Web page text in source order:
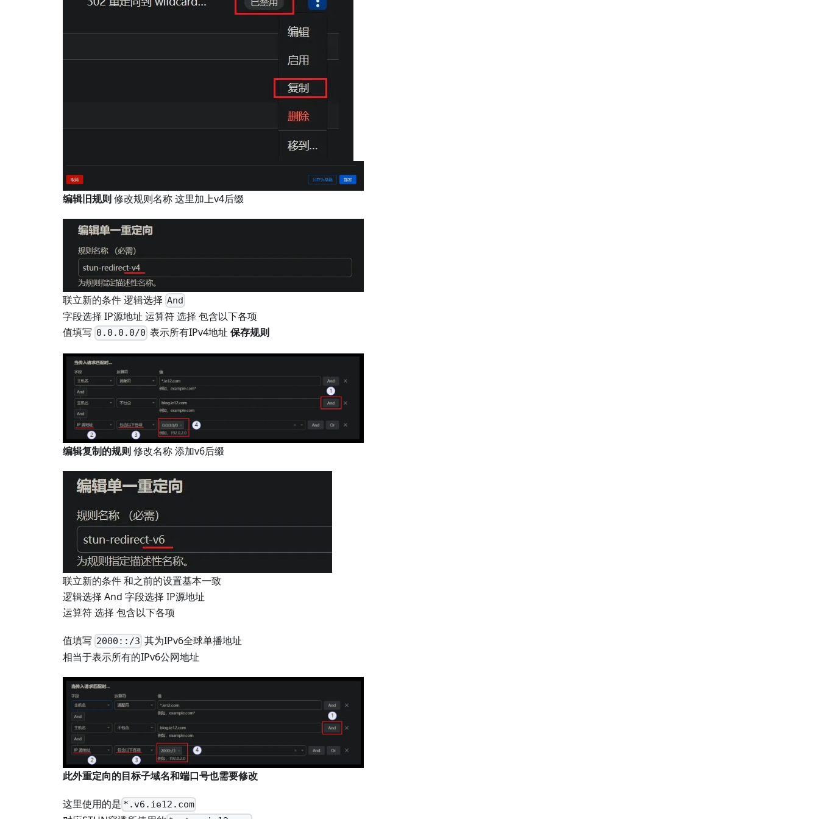
编辑旧规则修改规则名称 这里加上v4后缀
联立新的条件 逻辑选择 And
字段选择 IP源地址 运算符 选择 包含以下各项
值填写 0.0.0.0/0 表示所有IPv4地址保存规则
编辑复制的规则修改名称 添加v6后缀
联立新的条件 和之前的设置基本一致
逻辑选择 And 字段选择 IP源地址
运算符 选择 包含以下各项
值填写 2000::/3 其为IPv6全球单播地址
相当于表示所有的IPv6公网地址
此外重定向的目标子域名和端口号也需要修改
这里使用的是 *.v6.ie12.com